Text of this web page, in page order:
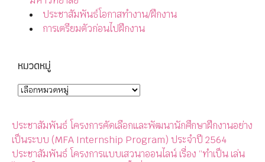
ประชาสัมพันธ์โอกาสทำงาน/ฝึกงาน
การเตรียมตัวก่อนไปฝึกงาน
หมวดหมู่
ประชาสัมพันธ์ โครงการคัดเลือกและพัฒนานักศึกษาฝึกงานอย่าง
เป็นระบบ (MFA Internship Program) ประจำปี 2564
ประชาสัมพันธ์ โครงการแบบเสวนาออนไลน์ เรื่อง “ทำเป็น เล่น